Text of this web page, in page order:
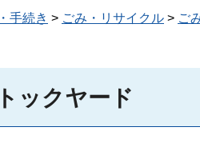
手続き > ごみ・リサイクル > ご
ックヤード